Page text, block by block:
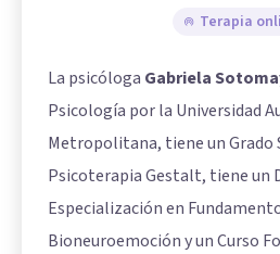
Terapia
La psicóloga Gabriela
Psicología por la Universidad
Metropolitana, tiene un Grado
Psicoterapia Gestalt, tiene un
Especialización en
Bioneuroemoción y un Curso